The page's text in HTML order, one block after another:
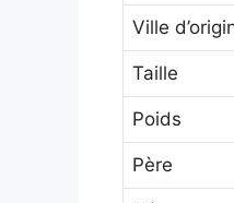
Ville
Taille
Poids
Père